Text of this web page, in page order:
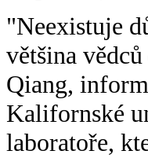
"Neexistuje
většina
Qiang,
Kalifornské
laboratoře,